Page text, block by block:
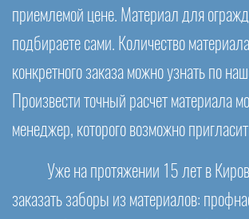
приемлемой цене. Материал для
подбираете сами. Количество
конкретного заказа можно узнать по
Произвести точный расчет материала
менеджер, которого возможно
Уже на протяжении 15 лет в
заказать заборы из материалов: